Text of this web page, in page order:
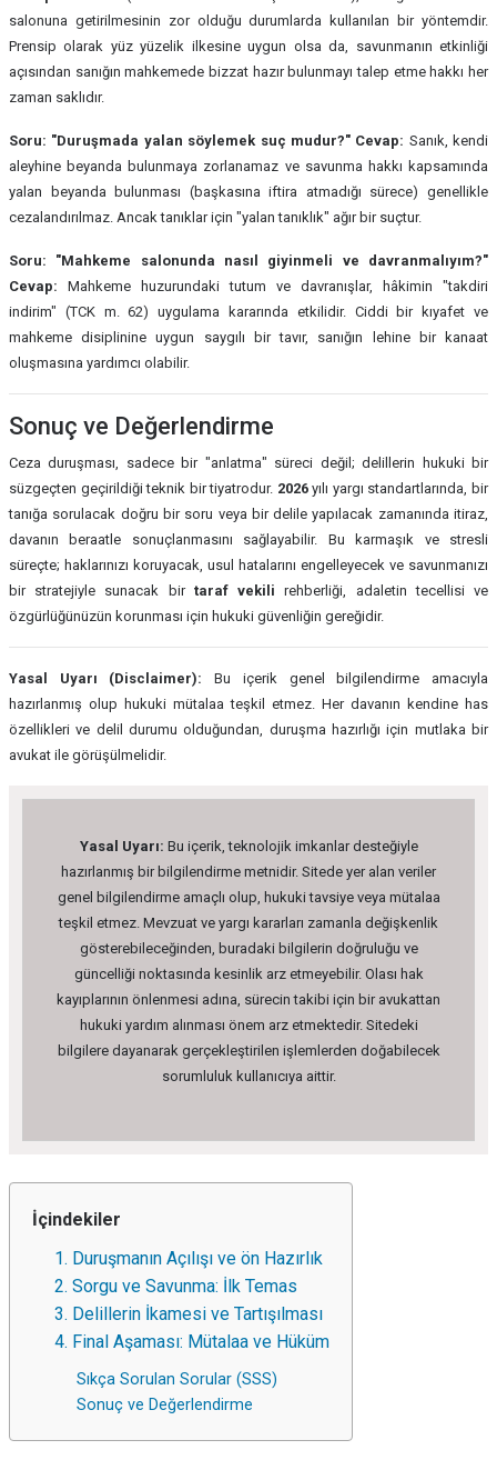
salonuna getirilmesinin zor olduğu durumlarda kullanılan bir yöntemdir.
Prensip olarak yüz yüzelik ilkesine uygun olsa da, savunmanın etkinliği
açısından sanığın mahkemede bizzat hazır bulunmayı talep etme hakkı her
zaman saklıdır.
Soru: "Duruşmada yalan söylemek suç mudur?" Cevap: Sanık, kendi
aleyhine beyanda bulunmaya zorlanamaz ve savunma hakkı kapsamında
yalan beyanda bulunması (başkasına iftira atmadığı sürece) genellikle
cezalandırılmaz. Ancak tanıklar için "yalan tanıklık" ağır bir suçtur.
Soru: "Mahkeme salonunda nasıl giyinmeli ve davranmalıyım?"
Cevap: Mahkeme huzurundaki tutum ve davranışlar, hâkimin "takdiri
indirim" (TCK m. 62) uygulama kararında etkilidir. Ciddi bir kıyafet ve
mahkeme disiplinine uygun saygılı bir tavır, sanığın lehine bir kanaat
oluşmasına yardımcı olabilir.
Sonuç ve Değerlendirme
Ceza duruşması, sadece bir "anlatma" süreci değil; delillerin hukuki bir
süzgeçten geçirildiği teknik bir tiyatrodur. 2026yılı yargı standartlarında, bir
tanığa sorulacak doğru bir soru veya bir delile yapılacak zamanında itiraz,
davanın beraatle sonuçlanmasını sağlayabilir. Bu karmaşık ve stresli
süreçte; haklarınızı koruyacak, usul hatalarını engelleyecek ve savunmanızı
bir stratejiyle sunacak bir taraf vekili rehberliği, adaletin tecellisi ve
özgürlüğünüzün korunması için hukuki güvenliğin gereğidir.
Yasal Uyarı (Disclaimer): Bu içerik genel bilgilendirme amacıyla
hazırlanmış olup hukuki mütalaa teşkil etmez. Her davanın kendine has
özellikleri ve delil durumu olduğundan, duruşma hazırlığı için mutlaka bir
avukat ile görüşülmelidir.
Yasal Uyarı: Bu içerik, teknolojik imkanlar desteğiyle
hazırlanmış bir bilgilendirme metnidir. Sitede yer alan veriler
genel bilgilendirme amaçlı olup, hukuki tavsiye veya mütalaa
teşkil etmez. Mevzuat ve yargı kararları zamanla değişkenlik
gösterebileceğinden, buradaki bilgilerin doğruluğu ve
güncelliği noktasında kesinlik arz etmeyebilir. Olası hak
kayıplarının önlenmesi adına, sürecin takibi için bir avukattan
hukuki yardım alınması önem arz etmektedir. Sitedeki
bilgilere dayanarak gerçekleştirilen işlemlerden doğabilecek
sorumluluk kullanıcıya aittir.
İçindekiler
1. Duruşmanın Açılışı ve ön Hazırlık
2. Sorgu ve Savunma: İlk Temas
3. Delillerin İkamesi ve Tartışılması
4. Final Aşaması: Mütalaa ve Hüküm
Sıkça Sorulan Sorular (SSS)
Sonuç ve Değerlendirme